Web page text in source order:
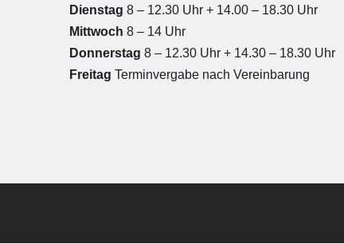
Dienstag 8 – 12.30 Uhr + 14.00 – 18.30 Uhr
Mittwoch 8 – 14 Uhr
Donnerstag 8 – 12.30 Uhr + 14.30 – 18.30 Uhr
Freitag Terminvergabe nach Vereinbarung